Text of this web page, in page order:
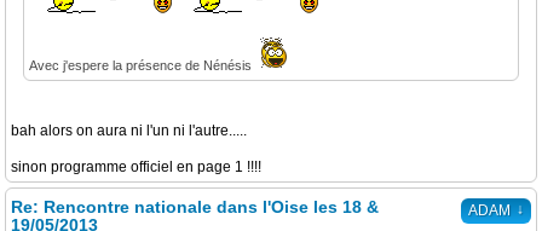
Avec j'espere la présence de Nénésis
bah alors on aura ni l'un ni l'autre.....
sinon programme officiel en page 1 !!!!
ADAM ↓
Re: Rencontre nationale dans l'Oise les 18 &
19/05/2013